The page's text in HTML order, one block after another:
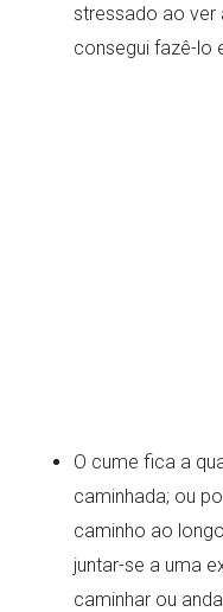
stressado ao ver
consegui fazê-lo
O cume fica a
caminhada; ou
caminho ao
juntar-se a uma
caminhar ou